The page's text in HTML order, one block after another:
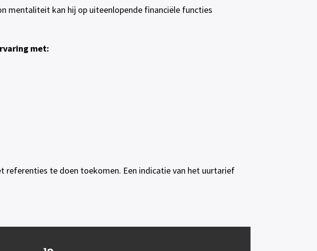
mentaliteit kan hij op uiteenlopende financiële functies
met:
referenties te doen toekomen. Een indicatie van het uurtarief